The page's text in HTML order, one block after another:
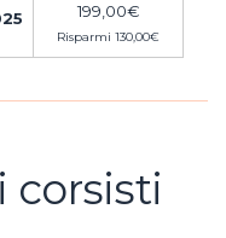
199,00€
Risparmi 130,00€
corsisti